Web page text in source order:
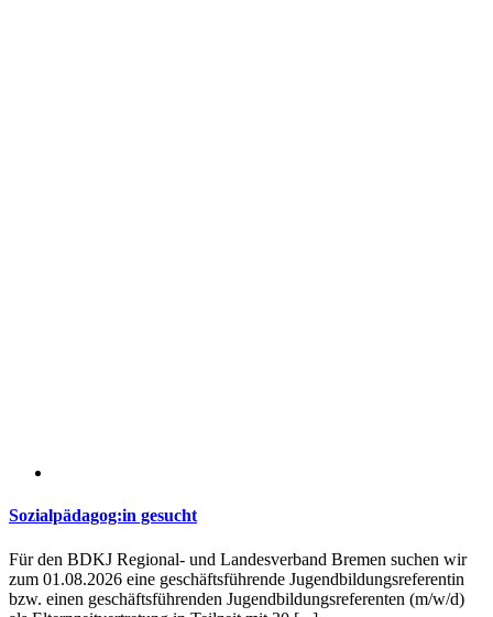
Sozialpädagog:in gesucht
Für den BDKJ Regional- und Landesverband Bremen suchen wir
zum 01.08.2026 eine geschäftsführende Jugendbildungsreferentin
bzw. einen geschäftsführenden Jugendbildungsreferenten (m/w/d)